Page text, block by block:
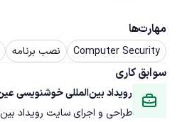
مهارت‌ها
Computer Security نصب برنامه
سوابق کاری
رویداد بین‌المللی خوشنویسی عین
طراحی و اجرای سایت رویداد بین‌المللی خوشنویسی عین با استفاده از سیستم مدیریت محتوای وردپرس.